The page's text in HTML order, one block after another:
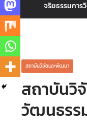
จริยธรรมการ
สถาบันวิจัยและพัฒนา
สถาบันวิ
วัฒนธรร